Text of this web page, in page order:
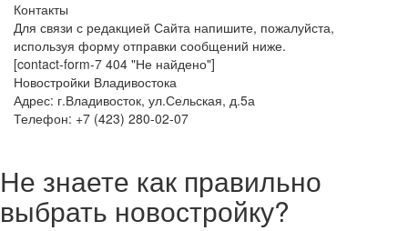
Контакты
Для связи с редакцией Сайта напишите, пожалуйста,
используя форму отправки сообщений ниже.
[contact-form-7 404 "Не найдено"]
Новостройки Владивостока
Адрес: г.Владивосток, ул.Сельская, д.5а
Телефон: +7 (423) 280-02-07
Не знаете как правильно
выбрать новостройку?